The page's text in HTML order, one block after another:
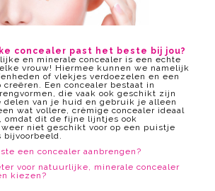
concealer past het beste bij jou?
en minerale concealer is een echte
elke vrouw! Hiermee kunnen we namelijk
of vlekjes verdoezelen en een
Een concealer bestaat in
die vaak ook geschikt zijn
delen van je huid en gebruik je alleen
wat vollere, crèmige concealer ideaal
omdat dit de fijne lijntjes ook
niet geschikt voor op een puistje
een concealer aanbrengen?
voor natuurlijke, minerale concealer
kiezen?